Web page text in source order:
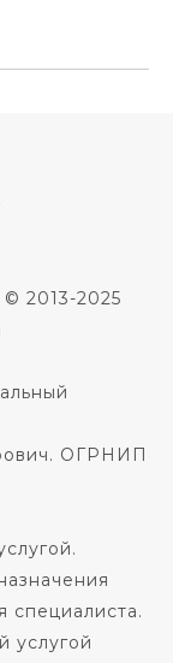
2013-2025
ОГРНИП
специалиста.
услугой